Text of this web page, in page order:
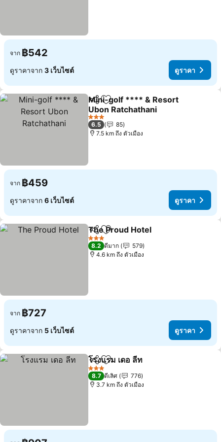
จาก ฿542
ดูราคาจาก 3 เว็บไซต์ ดูราคา
แชร์ เพิ่มในรายการโปรด
Mini-golf **** & Resort
Ubon Ratchathani
ดูราคา
3 ดาว
6.5
85
7.5 km ถึง ตัวเมือง
จาก ฿459
ดูราคาจาก 6 เว็บไซต์ ดูราคา
แชร์ เพิ่มในรายการโปรด
The Proud Hotel
3 ดาว
8.2 ดีมาก
579
4.6 km ถึง ตัวเมือง
จาก ฿727
ดูราคาจาก 5 เว็บไซต์ ดูราคา
แชร์ เพิ่มในรายการโปรด
โรงแรม เดอ ลีท
3 ดาว
8.7 ดีเลิศ
776
3.7 km ถึง ตัวเมือง